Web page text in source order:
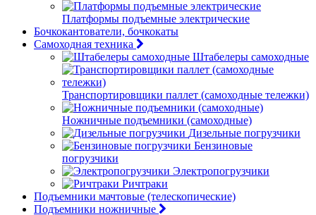
Платформы подъемные электрические
Бочкокантователи, бочкокаты
Самоходная техника
Штабелеры самоходные
Транспортировщики паллет (самоходные тележки)
Ножничные подъемники (самоходные)
Дизельные погрузчики
Бензиновые
погрузчики
Электропогрузчики
Ричтраки
Подъемники мачтовые (телескопические)
Подъемники ножничные